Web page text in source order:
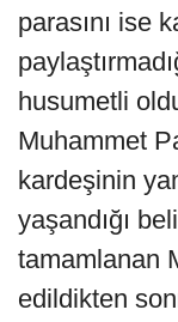
parasını ise
husumetli
Muhammet
kardeşinin
yaşandığı
tamamlanan
edildikten